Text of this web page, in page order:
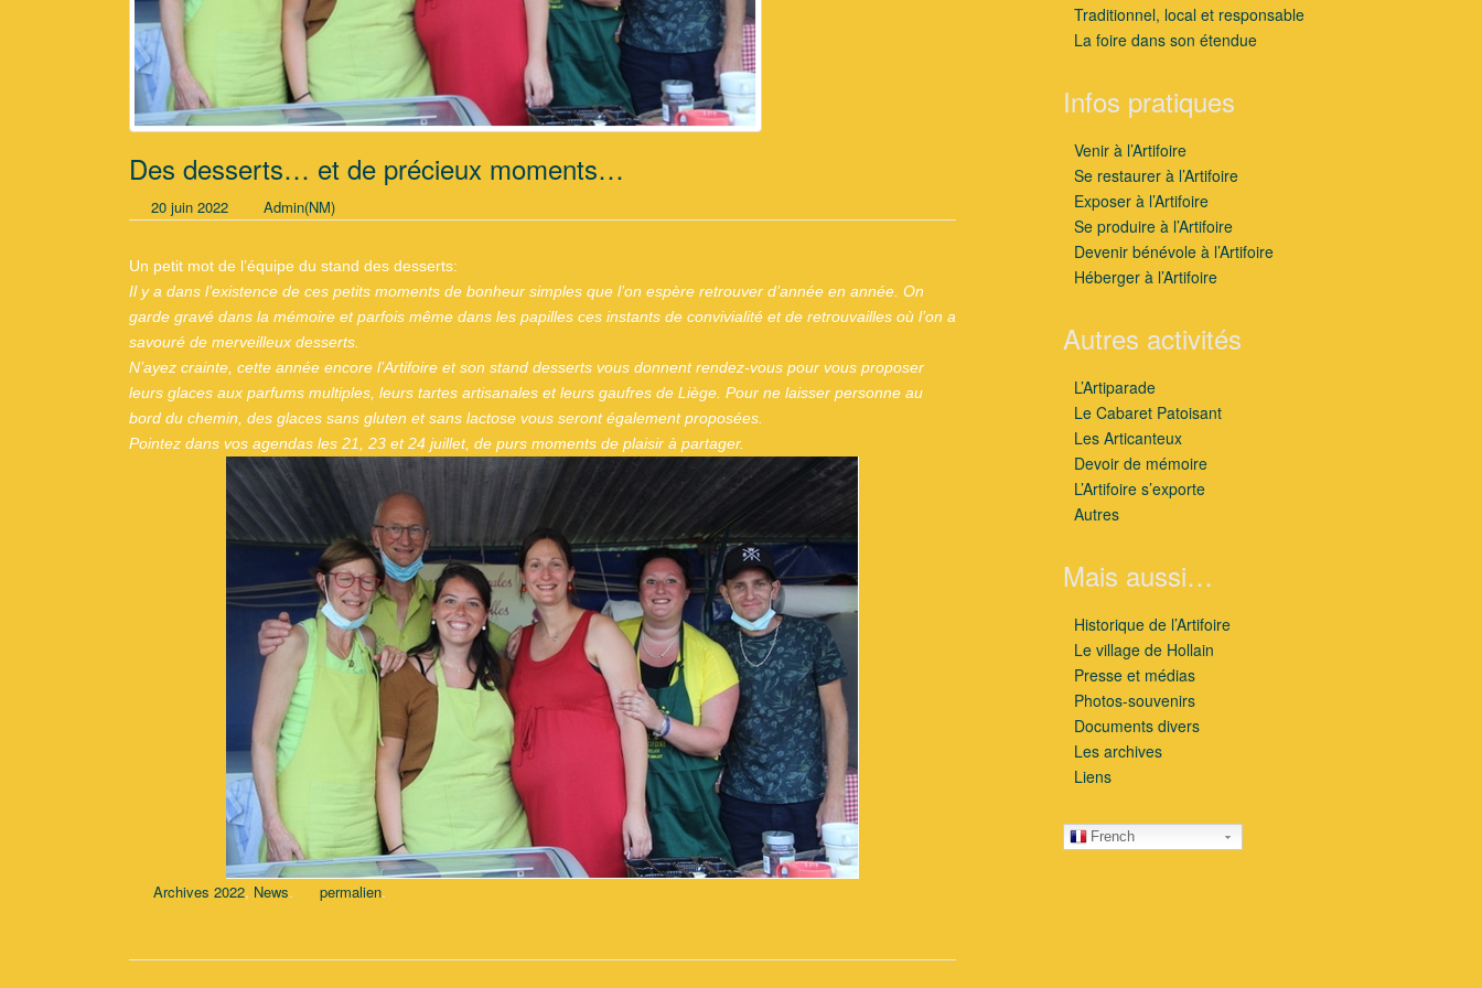
Des desserts… et de précieux moments…
20 juin 2022 Admin(NM)
Un petit mot de l’équipe du stand des desserts:
Il y a dans l’existence de ces petits moments de bonheur simples que l’on espère retrouver d’année en année. On
garde gravé dans la mémoire et parfois même dans les papilles ces instants de convivialité et de retrouvailles où l’on a
savouré de merveilleux desserts.
N’ayez crainte, cette année encore l’Artifoire et son stand desserts vous donnent rendez-vous pour vous proposer
leurs glaces aux parfums multiples, leurs tartes artisanales et leurs gaufres de Liège. Pour ne laisser personne au
bord du chemin, des glaces sans gluten et sans lactose vous seront également proposées.
Pointez dans vos agendas les 21, 23 et 24 juillet, de purs moments de plaisir à partager.
Archives 2022, News. permalien.
Traditionnel, local et responsable
La foire dans son étendue
Infos pratiques
Venir à l’Artifoire
Se restaurer à l’Artifoire
Exposer à l’Artifoire
Se produire à l’Artifoire
Devenir bénévole à l’Artifoire
Héberger à l’Artifoire
Autres activités
L’Artiparade
Le Cabaret Patoisant
Les Articanteux
Devoir de mémoire
L’Artifoire s’exporte
Autres
Mais aussi…
Historique de l’Artifoire
Le village de Hollain
Presse et médias
Photos-souvenirs
Documents divers
Les archives
Liens
French